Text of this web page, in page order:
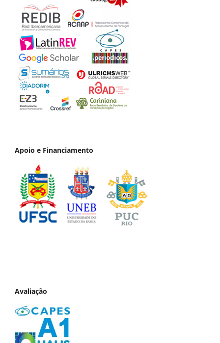
Apoio e Financiamento
Avaliação